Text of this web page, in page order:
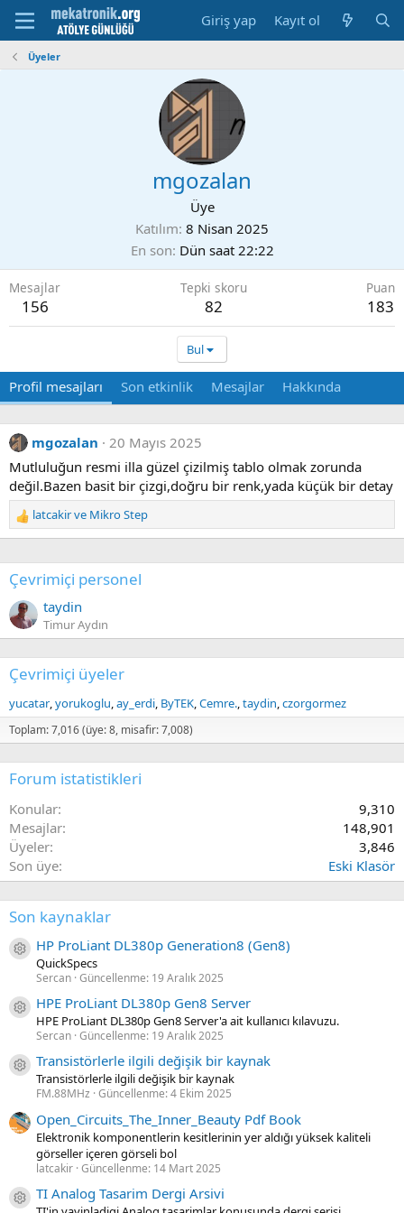
Giriş yap Kayıt ol
Üyeler
mgozalan
Üye
Katılım 8 Nisan 2025
En son Dün saat 22:22
Mesajlar
156
Tepki skoru
82
Puan
183
Bul
Profil mesajları Son etkinlik Mesajlar Hakkında
mgozalan
20 Mayıs 2025
Mutluluğun resmi illa güzel çizilmiş tablo olmak zorunda
değil.Bazen basit bir çizgi,doğru bir renk,yada küçük bir detay
R
e
t
i
o
n
:
latcakirve Mikro Step
Çevrimiçi personel
taydin
Timur Aydın
Çevrimiçi üyeler
yucatar yorukoglu ay_erdi ByTEK Cemre. taydin czorgormez
Toplam: 7,016 (üye: 8, misafir: 7,008)
Forum istatistikleri
Konular
9,310
Mesajlar
148,901
Üyeler
3,846
Son üye
Eski Klasör
Son kaynaklar
Kaynak ikon/amblem
HP ProLiant DL380p Generation8 (Gen8)
QuickSpecs
Sercan Güncellenme: 19 Aralık 2025
Kaynak ikon/amblem
HPE ProLiant DL380p Gen8 Server
HPE ProLiant DL380p Gen8 Server'a ait kullanıcı kılavuzu.
Sercan Güncellenme: 19 Aralık 2025
Kaynak ikon/amblem
Transistörlerle ilgili değişik bir kaynak
Transistörlerle ilgili değişik bir kaynak
FM.88MHz Güncellenme:4 Ekim 2025
Open_Circuits_The_Inner_Beauty Pdf Book
Elektronik komponentlerin kesitlerinin yer aldığı yüksek kaliteli
görseller içeren görseli bol
latcakir Güncellenme: 14 Mart 2025
Kaynak ikon/amblem
TI Analog Tasarim Dergi Arsivi